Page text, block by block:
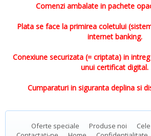
Comenzi ambalate in pachete
Plata se face la primirea coletului
internet banking.
Conexiune securizata (= criptata) in
unui certificat digital.
Cumparaturi in siguranta deplina si
Oferte speciale Produse noi